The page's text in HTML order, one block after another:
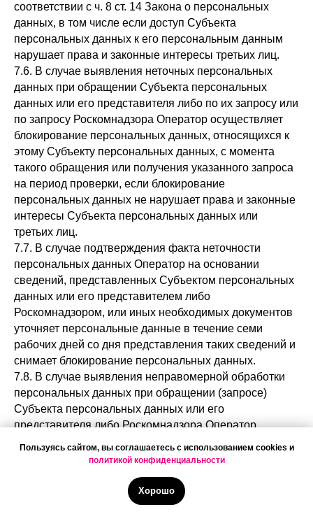
соответствии с ч. 8 ст. 14 Закона о персональных
данных, в том числе если доступ Субъекта
персональных данных к его персональным данным
нарушает права и законные интересы третьих лиц.
7.6. В случае выявления неточных персональных
данных при обращении Субъекта персональных
данных или его представителя либо по их запросу или
по запросу Роскомнадзора Оператор осуществляет
блокирование персональных данных, относящихся к
этому Субъекту персональных данных, с момента
такого обращения или получения указанного запроса
на период проверки, если блокирование
персональных данных не нарушает права и законные
интересы Субъекта персональных данных или
третьих лиц.
7.7. В случае подтверждения факта неточности
персональных данных Оператор на основании
сведений, представленных Субъектом персональных
данных или его представителем либо
Роскомнадзором, или иных необходимых документов
уточняет персональные данные в течение семи
рабочих дней со дня представления таких сведений и
снимает блокирование персональных данных.
7.8. В случае выявления неправомерной обработки
персональных данных при обращении (запросе)
Субъекта персональных данных или его
представителя либо Роскомнадзора Оператор
осуществляет блокирование неправомерно
обрабатываемых персональных данных,
с момента такого обращения или получения запроса.
Пользуясь сайтом, вы соглашаетесь с использованием cookies и
политикой конфиденциальности
Хорошо